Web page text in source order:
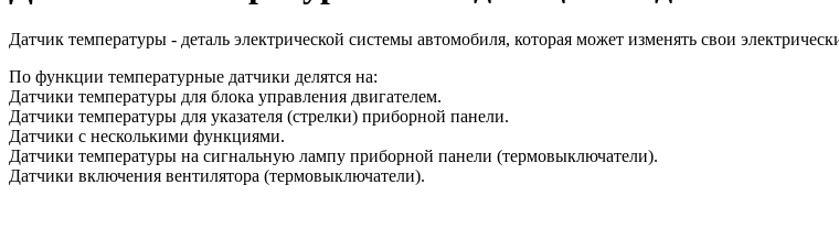
Датчик температуры - деталь электрической системы автомобиля, которая может изменять свои
По функции температурные датчики делятся на:
Датчики температуры для блока управления двигателем.
Датчики температуры для указателя (стрелки) приборной панели.
Датчики с несколькими функциями.
Датчики температуры на сигнальную лампу приборной панели (термовыключатели).
Датчики включения вентилятора (термовыключатели).